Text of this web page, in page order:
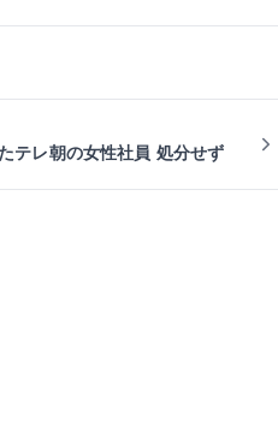
テレ朝の女性社員 処分せず